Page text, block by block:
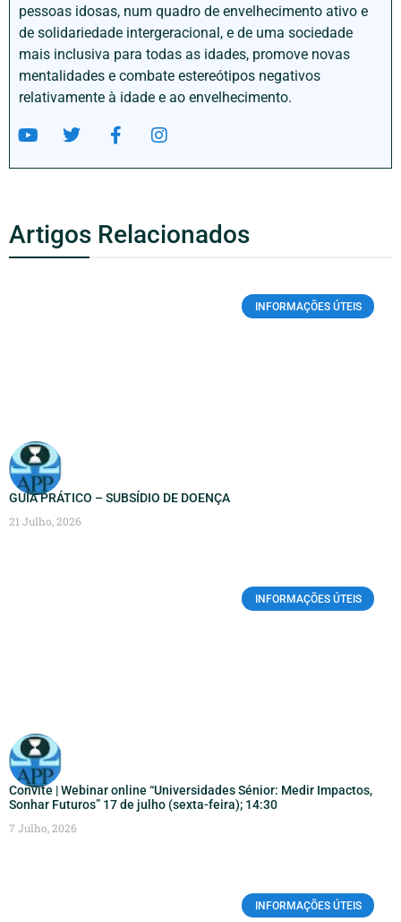
pessoas idosas, num quadro de envelhecimento ativo e
de solidariedade intergeracional, e de uma sociedade
mais inclusiva para todas as idades, promove novas
mentalidades e combate estereótipos negativos
relativamente à idade e ao envelhecimento.
Artigos Relacionados
INFORMAÇÕES ÚTEIS
GUIA PRÁTICO – SUBSÍDIO DE DOENÇA
21 Julho, 2026
INFORMAÇÕES ÚTEIS
Convite | Webinar online “Universidades Sénior: Medir Impactos,
Sonhar Futuros” 17 de julho (sexta-feira); 14:30
7 Julho, 2026
INFORMAÇÕES ÚTEIS